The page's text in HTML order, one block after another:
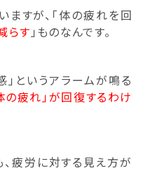
すが、「体の疲れを回
らす 」ものなんです。
というアラームが鳴る
の疲れ」が回復するわけ
疲労に対する見え方が